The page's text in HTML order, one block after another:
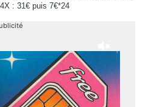
: 31€ puis 7€*24